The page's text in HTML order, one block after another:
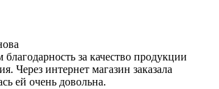
за качество продукции
Через интернет магазин заказала
ей очень довольна.